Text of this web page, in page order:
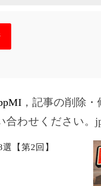
，記事の削除
わせください。
【第2回】